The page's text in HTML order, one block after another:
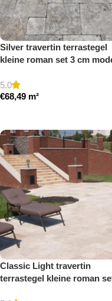
Silver travertin terrastegel
kleine roman set 3 cm
5.0
€68,49 m²
Classic Light travertin
terrastegel kleine roman